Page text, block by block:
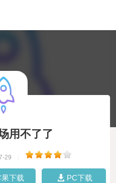
用不了了
29
下载 PC下载